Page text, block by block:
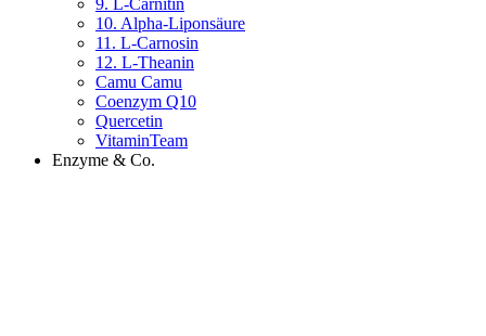
9. L-Carnitin
10. Alpha-Liponsäure
11. L-Carnosin
12. L-Theanin
Camu Camu
Coenzym Q10
Quercetin
VitaminTeam
Enzyme & Co.